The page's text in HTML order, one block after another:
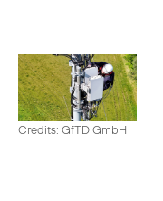
Credits: GfTD GmbH